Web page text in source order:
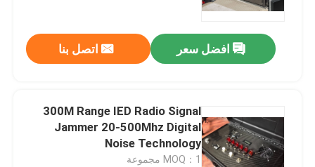
أشرطة فيديو
معلومات عنا
مراقبة الجودة
افضل سعر اتصل بنا
300M Range IED Radio Signal
Jammer 20-500Mhz Digital
Noise Technology
MOQ：1 مجموعة